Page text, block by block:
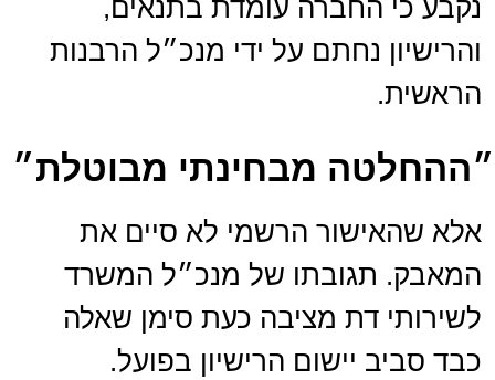
נקבע כי החברה עומדת בתנאים,
והרישיון נחתם על ידי מנכ״ל הרבנות
הראשית.
״ההחלטה מבחינתי מבוטלת״
אלא שהאישור הרשמי לא סיים את
המאבק. תגובתו של מנכ״ל המשרד
לשירותי דת מציבה כעת סימן שאלה
כבד סביב יישום הרישיון בפועל.